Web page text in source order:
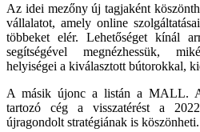
Az idei mezőny új tagjaként
vállalatot, amely online
többeket elér. Lehetőséget kínál
segítségével megnézhessük,
helyiségei a kiválasztott bútorokkal,
A másik újonc a listán a MALL.
tartozó cég a visszatérést a
újragondolt stratégiának is köszönheti.